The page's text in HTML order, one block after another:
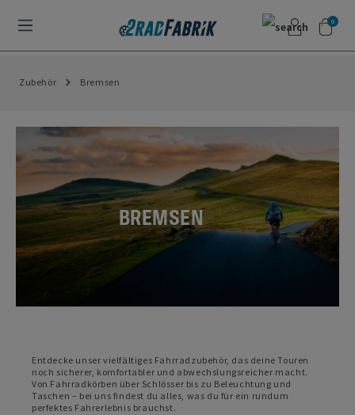
0
Zubehör Bremsen
BREMSEN
Entdecke unser vielfältiges Fahrradzubehör, das deine Touren
noch sicherer, komfortabler und abwechslungsreicher macht.
Von Fahrradkörben über Schlösser bis zu Beleuchtung und
Taschen – bei uns findest du alles, was du für ein rundum
perfektes Fahrerlebnis brauchst.